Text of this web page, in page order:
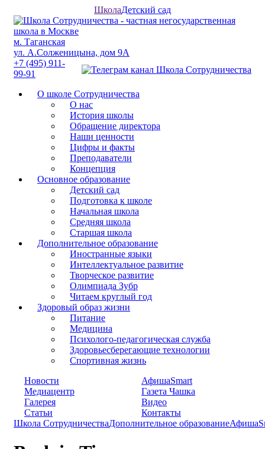
ШколаДетский сад
м. Таганская
ул. А.Солженицына, дом 9А
+7 (495) 911-
99-91
О школе Сотрудничества
О нас
История школы
Обращение директора
Наши ценности
Цифры и факты
Преподаватели
Концепция
Основное образование
Детский сад
Подготовка к школе
Начальная школа
Средняя школа
Старшая школа
Дополнительное образование
Иностранные языки
Интеллектуальное развитие
Творческое развитие
Олимпиада Зубр
Читаем круглый год
Здоровый образ жизни
Питание
Медицина
Психолого-педагогическая служба
Здоровьесберегающие технологии
Спортивная жизнь
Новости
АфишаSmart
Медиацентр
Газета Чашка
Галерея
Видео
Статьи
Контакты
Школа СотрудничестваДополнительное образование